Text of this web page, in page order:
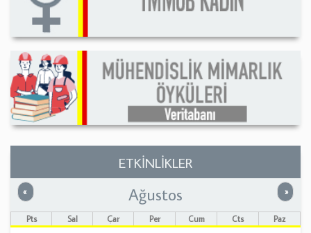
ETKİNLİKLER
« Önceki »
Ağustos
Pts Sal Çar Per Cum Cts
Paz